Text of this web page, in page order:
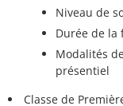
Niveau de
Durée de la
Modalités
présentiel
Classe de